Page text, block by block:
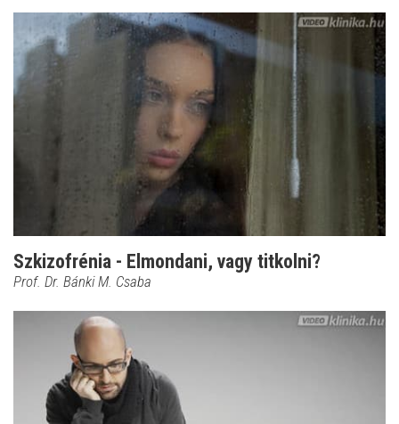
Szkizofrénia - Elmondani, vagy titkolni?
Prof. Dr. Bánki M. Csaba